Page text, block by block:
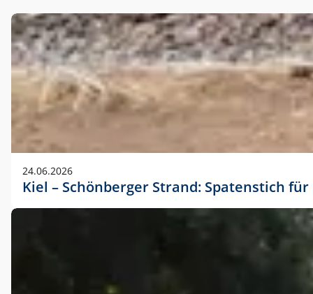
24.06.2026
Kiel – Schönberger Strand: Spatenstich